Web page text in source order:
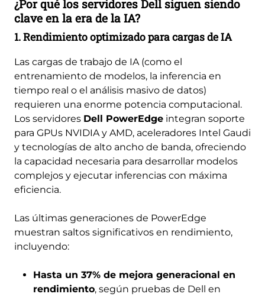
¿Por qué los servidores Dell siguen siendo
clave en la era de la IA?
1. Rendimiento optimizado para cargas de IA
Las cargas de trabajo de IA (como el
entrenamiento de modelos, la inferencia en
tiempo real o el análisis masivo de datos)
requieren una enorme potencia computacional.
Los servidores Dell PowerEdge integran soporte
para GPUs NVIDIA y AMD, aceleradores Intel Gaudi
y tecnologías de alto ancho de banda, ofreciendo
la capacidad necesaria para desarrollar modelos
complejos y ejecutar inferencias con máxima
eficiencia.
Las últimas generaciones de PowerEdge
muestran saltos significativos en rendimiento,
incluyendo:
Hasta un 37% de mejora generacional en
rendimiento, según pruebas de Dell en